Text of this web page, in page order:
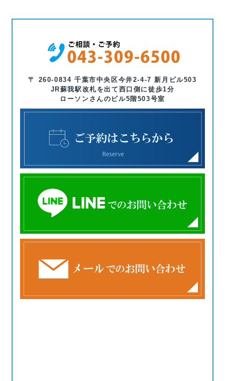
〒 260-0834 千葉市中央区今井2-4-7 新月ビル503
JR蘇我駅改札を出て西口側に徒歩1分
ローソンさんのビル5階503号室